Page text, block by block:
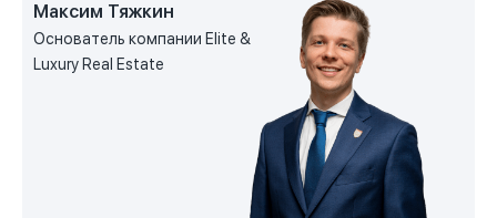
Максим Тяжкин
Основатель компании Elite &
Luxury Real Estate